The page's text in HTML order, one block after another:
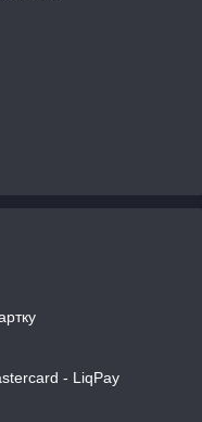
- LiqPay